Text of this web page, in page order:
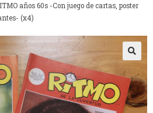
años 60s -Con juego de cartas, poster
(x4)